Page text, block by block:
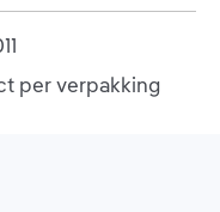
per verpakking